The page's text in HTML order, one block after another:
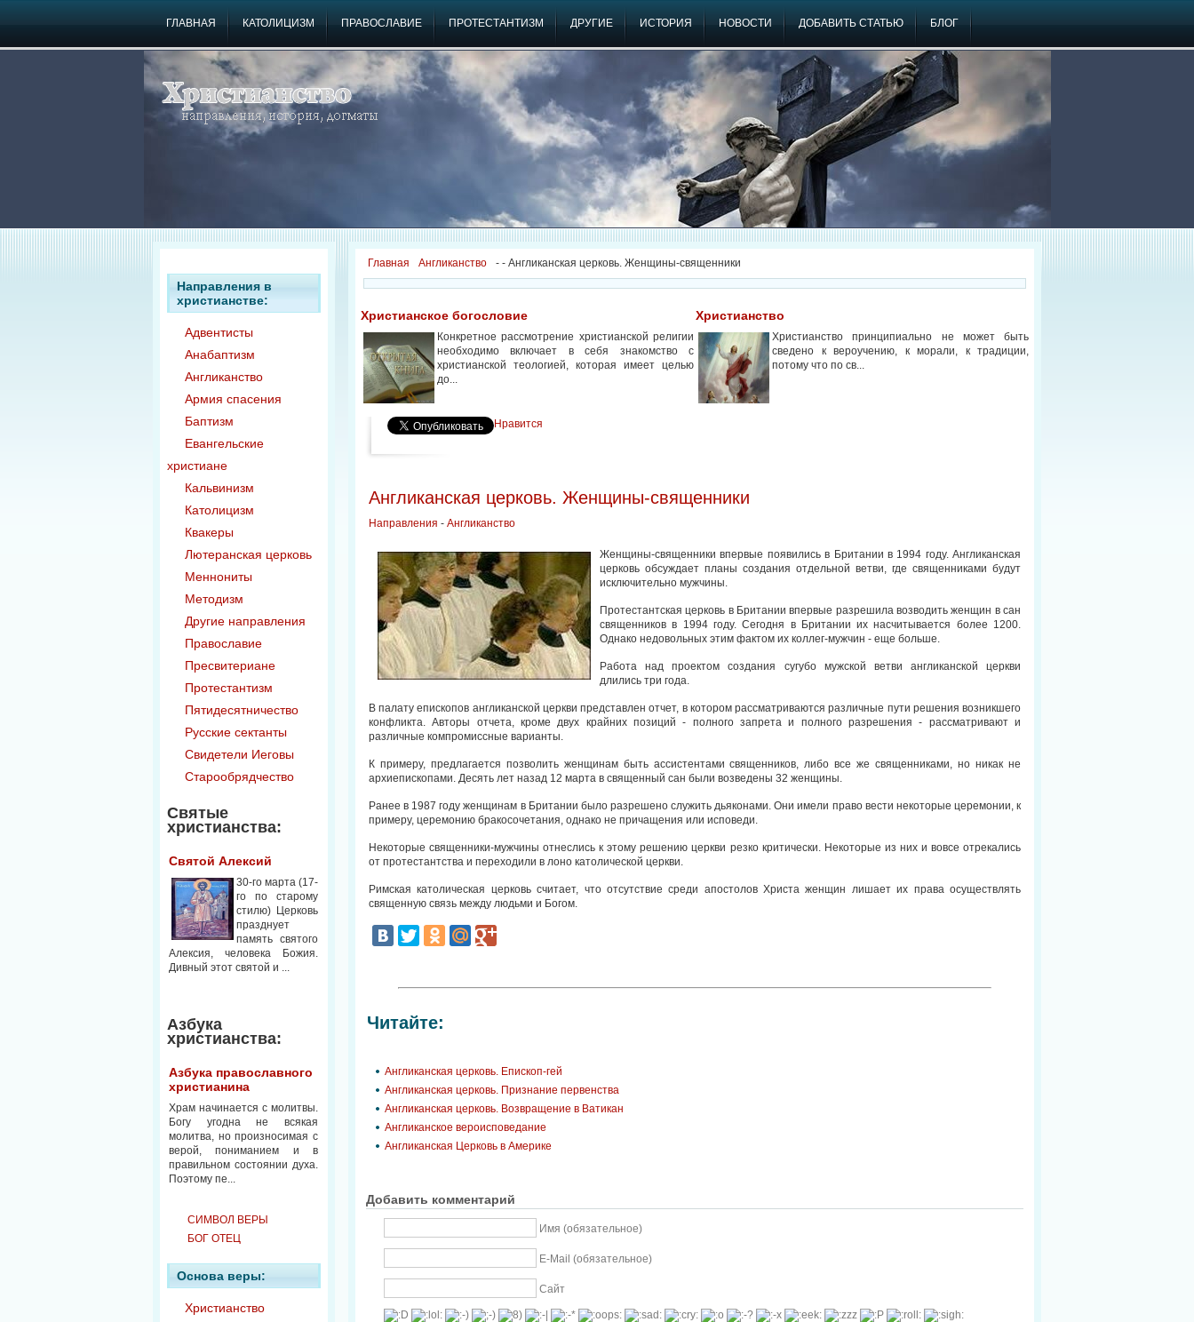
ГЛАВНАЯ КАТОЛИЦИЗМ ПРАВОСЛАВИЕ ПРОТЕСТАНТИЗМ ДРУГИЕ ИСТОРИЯ НОВОСТИ ДОБАВИТЬ СТАТЬЮ БЛОГ
Направления в
христианстве:
Адвентисты
Анабаптизм
Англиканство
Армия спасения
Баптизм
Евангельские
христиане
Кальвинизм
Католицизм
Квакеры
Лютеранская церковь
Меннониты
Методизм
Другие направления
Православие
Пресвитериане
Протестантизм
Пятидесятничество
Русские сектанты
Свидетели Иеговы
Старообрядчество
Святые
христианства:
Святой Алексий
30-го марта (17-
го по старому
стилю) Церковь
празднует
память святого
Алексия, человека Божия.
Дивный этот святой и ...
Азбука
христианства:
Азбука православного
христианина
Храм начинается с молитвы.
Богу угодна не всякая
молитва, но произносимая с
верой, пониманием и в
правильном состоянии духа.
Поэтому пе...
СИМВОЛ ВЕРЫ
БОГ ОТЕЦ
Основа веры:
Христианство
Главная -
Англиканство - Англиканская церковь. Женщины-священники
Христианское богословие
Конкретное рассмотрение христианской религии
необходимо включает в себя знакомство с
христианской теологией, которая имеет целью
до...
Христианство
Христианство принципиально не может быть
сведено к вероучению, к морали, к традиции,
потому что по св...
Нравится
Англиканская церковь. Женщины-священники
Направления - Англиканство
Женщины-священники впервые появились в Британии в 1994 году. Англиканская
церковь обсуждает планы создания отдельной ветви, где священниками будут
исключительно мужчины.
Протестантская церковь в Британии впервые разрешила возводить женщин в сан
священников в 1994 году. Сегодня в Британии их насчитывается более 1200.
Однако недовольных этим фактом их коллег-мужчин - еще больше.
Работа над проектом создания сугубо мужской ветви англиканской церкви
длились три года.
В палату епископов англиканской церкви представлен отчет, в котором рассматриваются различные пути решения возникшего
конфликта. Авторы отчета, кроме двух крайних позиций - полного запрета и полного разрешения - рассматривают и
различные компромиссные варианты.
К примеру, предлагается позволить женщинам быть ассистентами священников, либо все же священниками, но никак не
архиепископами. Десять лет назад 12 марта в священный сан были возведены 32 женщины.
Ранее в 1987 году женщинам в Британии было разрешено служить дьяконами. Они имели право вести некоторые церемонии, к
примеру, церемонию бракосочетания, однако не причащения или исповеди.
Некоторые священники-мужчины отнеслись к этому решению церкви резко критически. Некоторые из них и вовсе отрекались
от протестантства и переходили в лоно католической церкви.
Римская католическая церковь считает, что отсутствие среди апостолов Христа женщин лишает их права осуществлять
священную связь между людьми и Богом.
Читайте:
Англиканская церковь. Епископ-гей
Англиканская церковь. Признание первенства
Англиканская церковь. Возвращение в Ватикан
Англиканское вероисповедание
Англиканская Церковь в Америке
Добавить комментарий
Имя (обязательное)
E-Mail (обязательное)
Сайт